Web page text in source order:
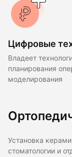
Цифровые
Владеет
планирования
моделирования
Установка
стоматологии и